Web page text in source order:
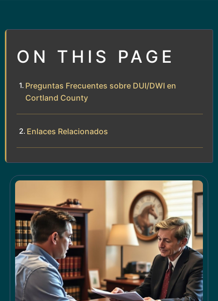
ON THIS PAGE
Preguntas Frecuentes sobre DUI/DWI en
Cortland County
Enlaces Relacionados